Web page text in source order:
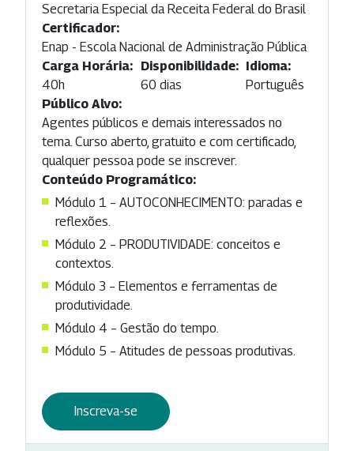
Secretaria Especial da Receita Federal do Brasil
Certificador:
Enap - Escola Nacional de Administração Pública
Carga Horária:
40h
Disponibilidade:
60 dias
Idioma:
Português
Público Alvo:
Agentes públicos e demais interessados no
tema. Curso aberto, gratuito e com certificado,
qualquer pessoa pode se inscrever.
Conteúdo Programático:
Módulo 1 – AUTOCONHECIMENTO: paradas e
reflexões.
Módulo 2 – PRODUTIVIDADE: conceitos e
contextos.
Módulo 3 – Elementos e ferramentas de
produtividade.
Módulo 4 – Gestão do tempo.
Módulo 5 – Atitudes de pessoas produtivas.
Inscreva-se